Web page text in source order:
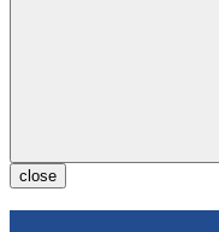
close